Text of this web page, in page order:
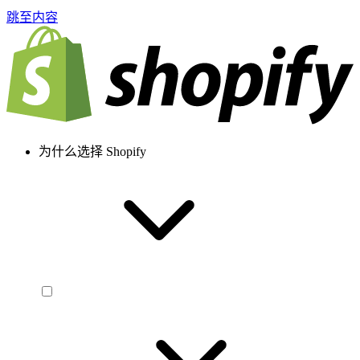
跳至内容
为什么选择 Shopify